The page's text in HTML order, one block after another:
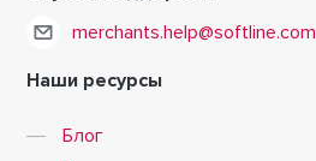
merchants.help@softline.com
Наши ресурсы
Блог